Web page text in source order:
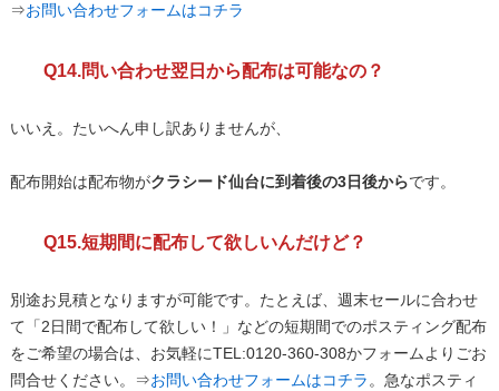
⇒お問い合わせフォームはコチラ
Q14.問い合わせ翌日から配布は可能なの？
いいえ。たいへん申し訳ありませんが、
配布開始は配布物がクラシード仙台に到着後の3日後からです。
Q15.短期間に配布して欲しいんだけど？
別途お見積となりますが可能です。たとえば、週末セールに合わせ
て「2日間で配布して欲しい！」などの短期間でのポスティング配布
をご希望の場合は、お気軽にTEL:0120-360-308かフォームよりごお
問合せください。⇒お問い合わせフォームはコチラ 。急なポスティ